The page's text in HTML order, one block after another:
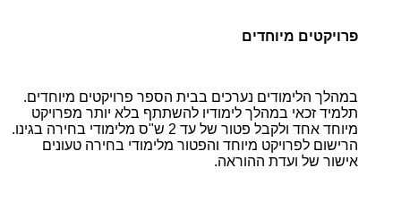
פרויקטים מיוחדים
במהלך הלימודים נערכים בבית הספר פרויקטים מיוחדים.
תלמיד זכאי במהלך לימודיו להשתתף בלא יותר מפרויקט
מיוחד אחד ולקבל פטור של עד 2 ש"ס מלימודי בחירה בגינו.
הרישום לפרויקט מיוחד והפטור מלימודי בחירה טעונים
אישור של ועדת ההוראה.